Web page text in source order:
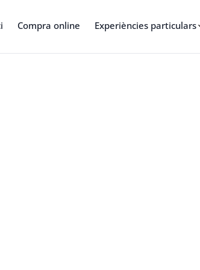
Compra online Experiències particulars